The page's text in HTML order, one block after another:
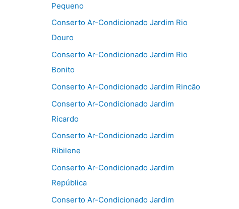
Pequeno
Conserto Ar-Condicionado Jardim Rio
Douro
Conserto Ar-Condicionado Jardim Rio
Bonito
Conserto Ar-Condicionado Jardim Rincão
Conserto Ar-Condicionado Jardim
Ricardo
Conserto Ar-Condicionado Jardim
Ribilene
Conserto Ar-Condicionado Jardim
República
Conserto Ar-Condicionado Jardim